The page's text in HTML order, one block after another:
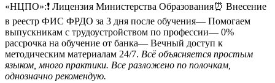
«НЦПО»:❗️ Лицензия Министерства Образования⏰ Внесение
в реестр ФИС ФРДО за 3 дня после обучения— Помогаем
выпускникам с трудоустройством по профессии— 0%
рассрочка на обучение от банка— Вечный доступ к
методическим материалам 24/7. Всё объясняется простым
языком, много практики. Все разложено по полочкам,
однозначно рекомендую.